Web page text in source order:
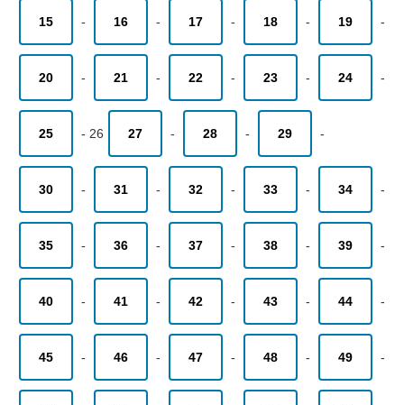
15 - 16 - 17 - 18 - 19 -
20 - 21 - 22 - 23 - 24 -
25 - 26 27 - 28 - 29 -
30 - 31 - 32 - 33 - 34 -
35 - 36 - 37 - 38 - 39 -
40 - 41 - 42 - 43 - 44 -
45 - 46 - 47 - 48 - 49 -